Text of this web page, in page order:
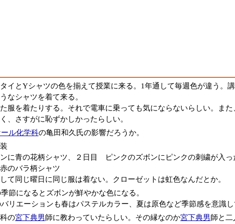
イとYシャツの色を揃えて授業に来る。1年通して毎週色が違う。
なシャツを着て来る。
服を着たりする。それで電車に乗っても気にならないらしい。ま
、さすがに恥ずかしかったらしい。
ル化学科の亀田和久氏の影響だろうか。
に青の花柄シャツ、２日目 ピンクのズボンにピンクの刺繍が入
のバラ柄シャツ
て同じ曜日に同じ服は着ない。クローゼットは虹色なんだとか。
節になるとズボンが鮮やかな色になる。
リエーションも春はパステルカラー、夏は原色など季節感を意識し
科の宮下典男師に教わっていたらしい。その縁なのか宮下典男師と二